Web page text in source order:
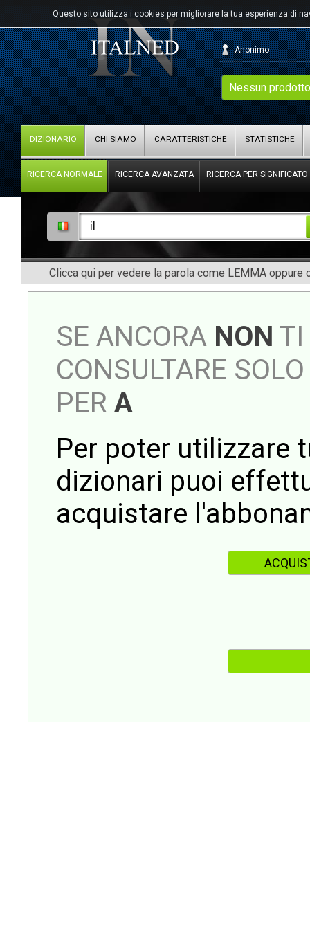
Questo sito utilizza i cookies per migliorare la tua esperienza di
Nessun
Anonimo
DIZIONARIO CHI SIAMO CARATTERISTICHE STATISTICHE
RICERCA NORMALE RICERCA AVANZATA RICERCA PER SIGNIFICATO
Clicca qui per vedere la parola come LEMMA oppure
SE ANCORA NON TI
CONSULTARE
PER A
Per poter utilizzare
dizionari puoi
acquistare